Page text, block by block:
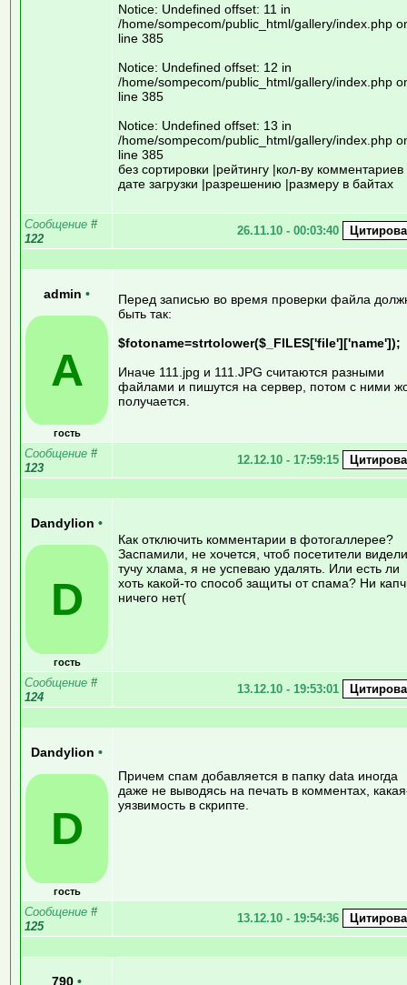
Notice: Undefined offset: 11 in
/home/sompecom/public_html/gallery/index.php
line 385
Notice: Undefined offset: 12 in
/home/sompecom/public_html/gallery/index.php
line 385
Notice: Undefined offset: 13 in
/home/sompecom/public_html/gallery/index.php
line 385
без сортировки |рейтингу |кол-ву комментариев
дате загрузки |разрешению |размеру в байтах
Сообщение #
122
26.11.10 - 00:03:40
admin •
A
гость
Перед записью во время проверки файла
быть так:
$fotoname=strtolower($_FILES['file']['name']);
Иначе 111.jpg и 111.JPG считаются разными
файлами и пишутся на сервер, потом с ними
получается.
Сообщение #
123
12.12.10 - 17:59:15
Dandylion •
D
гость
Как отключить комментарии в фотогаллерее?
Заспамили, не хочется, чтоб посетители видели
тучу хлама, я не успеваю удалять. Или есть ли
хоть какой-то способ защиты от спама? Ни
ничего нет(
Сообщение #
124
13.12.10 - 19:53:01
Dandylion •
D
гость
Причем спам добавляется в папку data иногда
даже не выводясь на печать в комментах,
уязвимость в скрипте.
Сообщение #
125
13.12.10 - 19:54:36
790 •